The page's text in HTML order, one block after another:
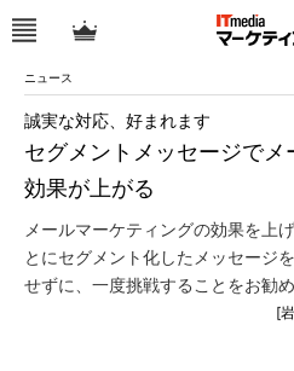
ニュース
セグメントメッセージで
効果が上がる
誠実な対応、好まれます
メールマーケティングの効果を上
とにセグメント化したメッセージ
せずに、一度挑戦することをお勧め
[